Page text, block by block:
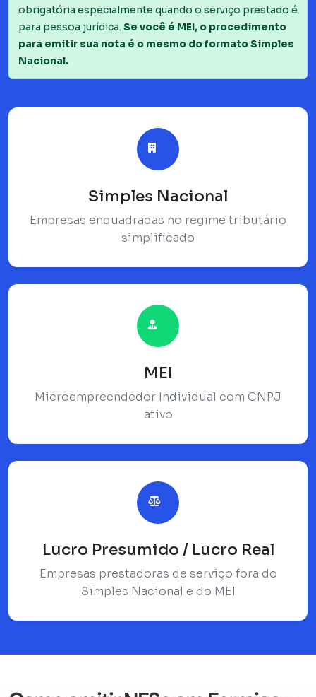
obrigatória especialmente quando o serviço prestado é
para pessoa jurídica. Se você é MEI, o procedimento
para emitir sua nota é o mesmo do formato Simples
Nacional.
Simples Nacional
Empresas enquadradas no regime tributário
simplificado
MEI
Microempreendedor Individual com CNPJ
ativo
Lucro Presumido / Lucro Real
Empresas prestadoras de serviço fora do
Simples Nacional e do MEI